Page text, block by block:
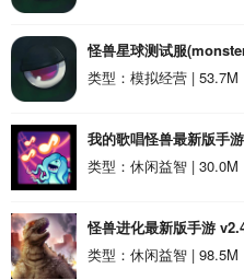
怪兽星球测试服
v1.4.1 安卓版-手机版下载
类型：模拟经营 | 53.7M
我的歌唱怪兽最新版手
下载
类型：休闲益智 | 30.0M
怪兽进化最新版手游
类型：休闲益智 | 98.5M